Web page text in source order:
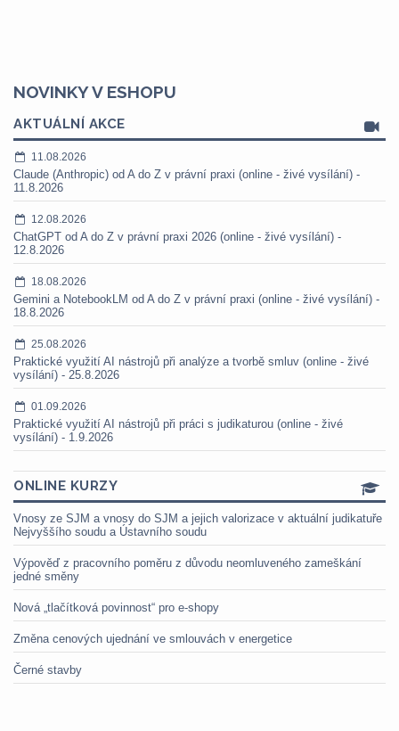
NOVINKY V ESHOPU
AKTUÁLNÍ AKCE
11.08.2026
Claude (Anthropic) od A do Z v právní praxi (online - živé vysílání) -
11.8.2026
12.08.2026
ChatGPT od A do Z v právní praxi 2026 (online - živé vysílání) -
12.8.2026
18.08.2026
Gemini a NotebookLM od A do Z v právní praxi (online - živé vysílání) -
18.8.2026
25.08.2026
Praktické využití AI nástrojů při analýze a tvorbě smluv (online - živé
vysílání) - 25.8.2026
01.09.2026
Praktické využití AI nástrojů při práci s judikaturou (online - živé
vysílání) - 1.9.2026
ONLINE KURZY
Vnosy ze SJM a vnosy do SJM a jejich valorizace v aktuální judikatuře
Nejvyššího soudu a Ústavního soudu
Výpověď z pracovního poměru z důvodu neomluveného zameškání
jedné směny
Nová „tlačítková povinnost“ pro e-shopy
Změna cenových ujednání ve smlouvách v energetice
Černé stavby